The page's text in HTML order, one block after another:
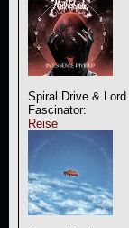
Spiral Drive & Lord
Fascinator:
Reise